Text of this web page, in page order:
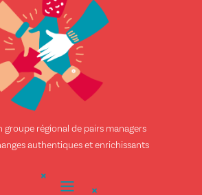
groupe régional de pairs managers
authentiques et enrichissants